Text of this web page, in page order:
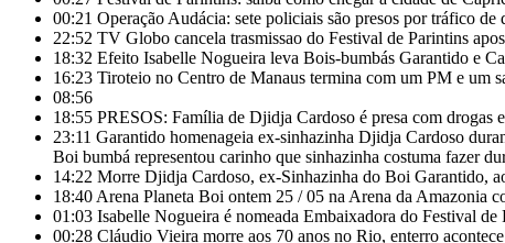
00:21 Operação Audácia: sete policiais são presos por tráfico de
22:52 TV Globo cancela trasmissao do Festival de Parintins
18:32 Efeito Isabelle Nogueira leva Bois-bumbás Garantido e
16:23 Tiroteio no Centro de Manaus termina com um PM e um
08:56
18:55 PRESOS: Família de Djidja Cardoso é presa com
23:11 Garantido homenageia ex-sinhazinha Djidja Cardoso
Boi bumbá representou carinho que sinhazinha costuma fazer
14:22 Morre Djidja Cardoso, ex-Sinhazinha do Boi Garantido,
18:40 Arena Planeta Boi ontem 25 / 05 na Arena da Amazonia
01:03 Isabelle Nogueira é nomeada Embaixadora do Festival de
00:28 Cláudio Vieira morre aos 70 anos no Rio, enterro